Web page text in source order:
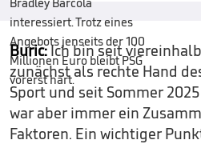
Buric:Ich bin seit
zunächst als rechte Hand
Sport und seit Sommer
war aber immer ein
Faktoren. Ein wichtiger